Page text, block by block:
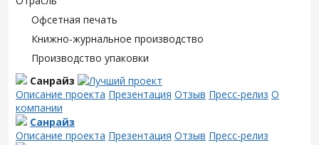
Офсетная печать
Книжно-журнальное производство
Производство упаковки
Санрайз
Описание проекта Презентация Отзыв Пресс-релиз О
компании
Санрайз
Описание проекта Презентация Отзыв Пресс-релиз